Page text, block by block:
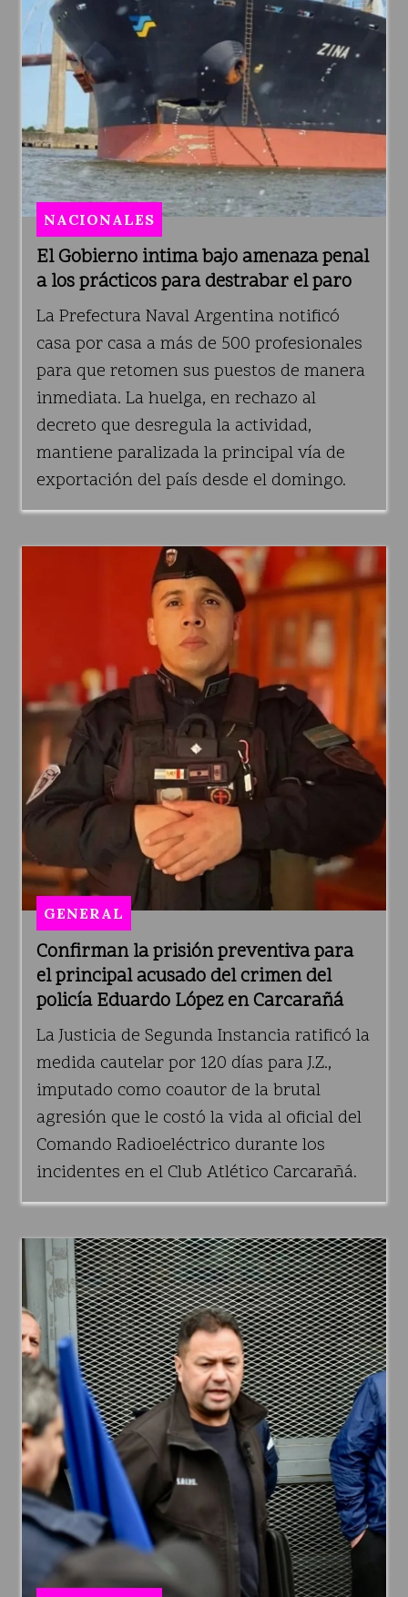
El Gobierno intima bajo amenaza penal
a los prácticos para destrabar el paro
NACIONALES
La Prefectura Naval Argentina notificó
casa por casa a más de 500 profesionales
para que retomen sus puestos de manera
inmediata. La huelga, en rechazo al
decreto que desregula la actividad,
mantiene paralizada la principal vía de
exportación del país desde el domingo.
Confirman la prisión preventiva para
el principal acusado del crimen del
policía Eduardo López en Carcarañá
GENERAL
La Justicia de Segunda Instancia ratificó la
medida cautelar por 120 días para J.Z.,
imputado como coautor de la brutal
agresión que le costó la vida al oficial del
Comando Radioeléctrico durante los
incidentes en el Club Atlético Carcarañá.